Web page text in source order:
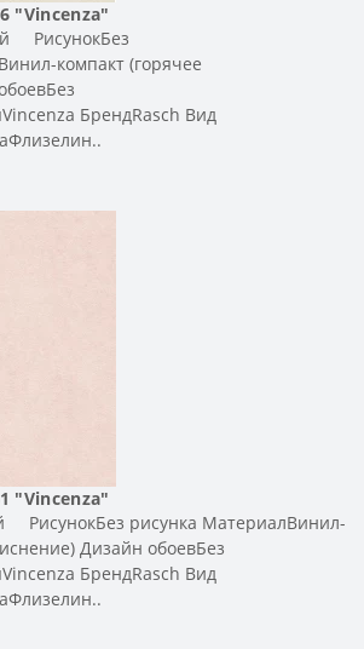
"Vincenza"
РисунокБез
компакт (горячее
БрендRasch Вид
"Vincenza"
РисунокБез рисунка МатериалВинил-
Дизайн обоевБез
БрендRasch Вид